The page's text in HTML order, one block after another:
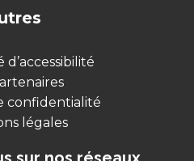
confidentialité
légales